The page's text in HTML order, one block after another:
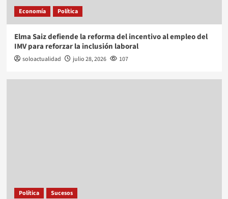
Economía Política
Elma Saiz defiende la reforma del incentivo al empleo del
IMV para reforzar la inclusión laboral
soloactualidad julio 28, 2026 107
Política Sucesos